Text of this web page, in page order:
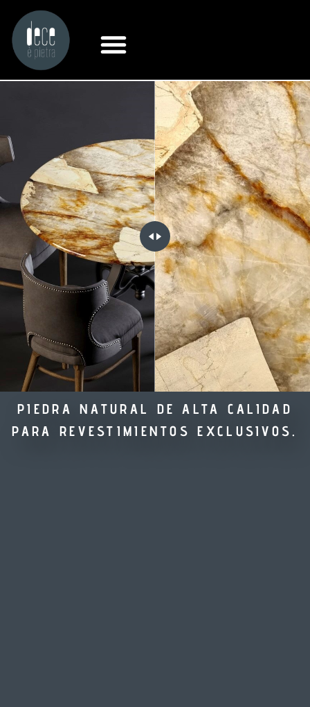
PIEDRA NATURAL DE ALTA CALIDAD
PARA REVESTIMIENTOS EXCLUSIVOS.